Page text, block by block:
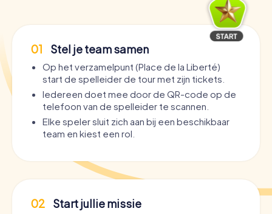
01 Stel je team samen
Op het verzamelpunt (Place de la Liberté)
start de spelleider de tour met zijn tickets.
Iedereen doet mee door de QR-code op de
telefoon van de spelleider te scannen.
Elke speler sluit zich aan bij een beschikbaar
team en kiest een rol.
02 Start jullie missie